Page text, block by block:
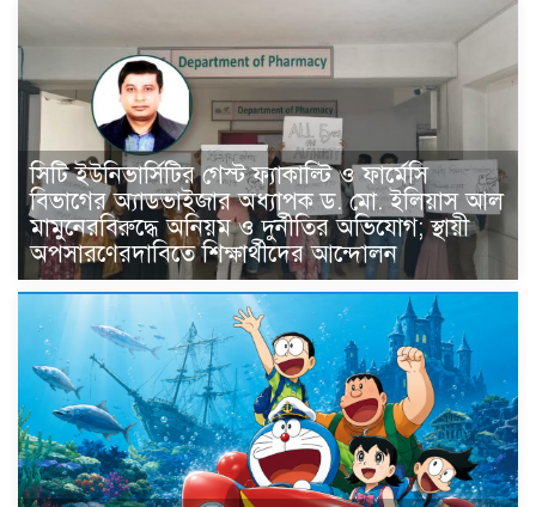
সিটি ইউনিভার্সিটির গেস্ট ফ্যাকাল্টি ও ফার্মেসি
বিভাগের অ্যাডভাইজার অধ্যাপক ড. মো. ইলিয়াস আল
মামুনেরবিরুদ্ধে অনিয়ম ও দুর্নীতির অভিযোগ; স্থায়ী
অপসারণেরদাবিতে শিক্ষার্থীদের আন্দোলন